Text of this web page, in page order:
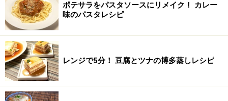
ポテサラをパスタソースにリメイク！ カレー
味のパスタレシピ
レンジで5分！ 豆腐とツナの博多蒸しレシピ